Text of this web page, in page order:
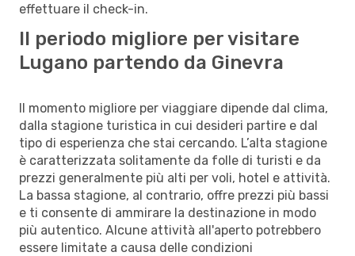
effettuare il check-in.
Il periodo migliore per visitare
Lugano partendo da Ginevra
Il momento migliore per viaggiare dipende dal clima,
dalla stagione turistica in cui desideri partire e dal
tipo di esperienza che stai cercando. L’alta stagione
è caratterizzata solitamente da folle di turisti e da
prezzi generalmente più alti per voli, hotel e attività.
La bassa stagione, al contrario, offre prezzi più bassi
e ti consente di ammirare la destinazione in modo
più autentico. Alcune attività all'aperto potrebbero
essere limitate a causa delle condizioni